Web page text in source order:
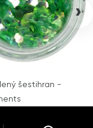
šestihran -
›